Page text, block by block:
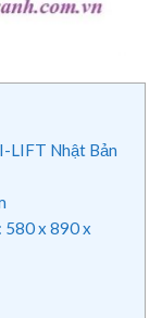
LIFT Nhật Bản
580 x 890 x